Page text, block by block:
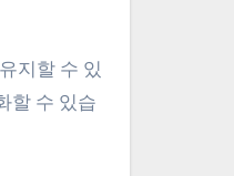
지할 수 있
할 수 있습